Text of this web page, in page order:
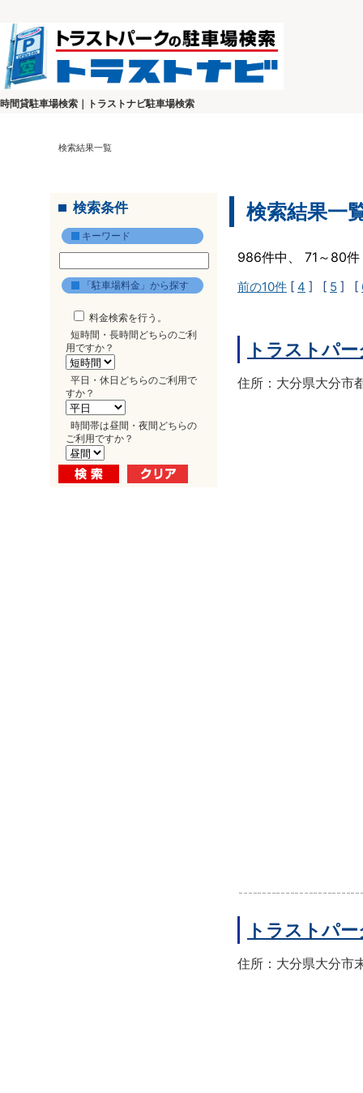
時間貸駐車場検索｜トラストナビ駐車場検索
検索結果一覧
検索条件
キーワード
「駐車場料金」から探す
料金検索を行う。
短時間・長時間どちらのご利
用ですか？
平日・休日どちらのご利用で
すか？
時間帯は昼間・夜間どちらの
ご利用ですか？
検索結果一
986件中、 71～80
前の10件 [ 4 ] [ 5 ] [
トラストパ
住所：大分県大分市
トラストパ
住所：大分県大分市